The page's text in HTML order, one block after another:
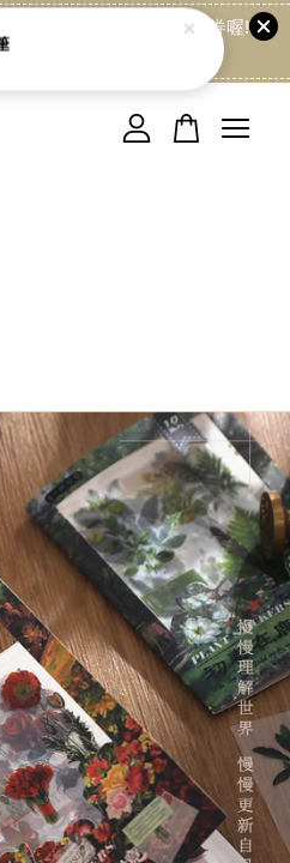
領取專屬折扣券喔!
我
前還是空的。